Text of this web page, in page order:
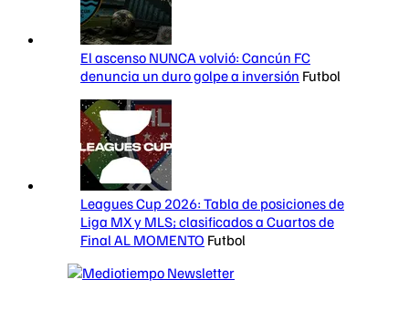
El ascenso NUNCA volvió: Cancún FC
denuncia un duro golpe a inversión Futbol
Leagues Cup 2026: Tabla de posiciones de
Liga MX y MLS; clasificados a Cuartos de
Final AL MOMENTO Futbol